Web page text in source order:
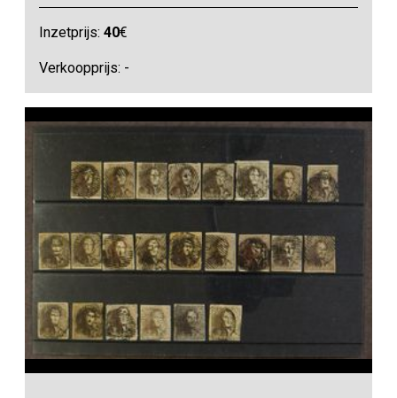
Inzetprijs:40€
Verkoopprijs: -